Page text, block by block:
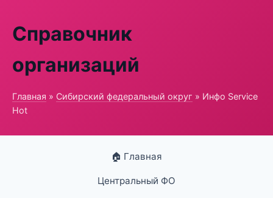
Справочник
организаций
Главная » Сибирский федеральный округ » Инфо Service
Hot
🏠 Главная
Центральный ФО